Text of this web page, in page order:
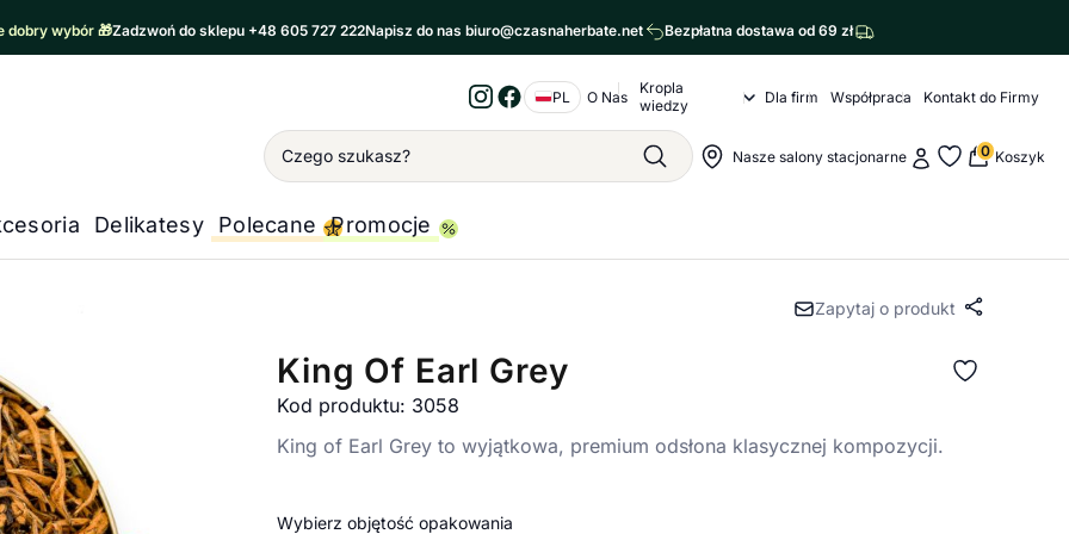
dobry wybór 🎁Zadzwoń do sklepu +48 605 727 222Napisz do nas biuro@czasnaherbate.net Bezpłatna dostawa od 69 zł
Instagram
Facebook
PL Nawigacja o nas
O Nas
Kropla
wiedzy
Kropla wiedzy Submenu
Dla firm Współpraca Kontakt do Firmy
Wyszukiwanie
SzukajNawigacja sklepu
Nasze salony stacjonarneMoje konto
Moje ulubione
0 Koszyk
Delikatesy Polecane
Promocje
Zapytaj o produkt
King Of Earl Grey
Kod produktu: 3058
King of Earl Grey to wyjątkowa, premium odsłona klasycznej kompozycji.
Wybierz objętość opakowania